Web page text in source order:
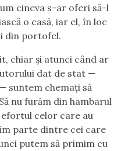
cineva s-ar oferi să-l
o casă, iar el, în loc
din portofel.
chiar și atunci când ar
dat de stat —
suntem chemați să
nu furăm din hambarul
celor care au
parte dintre cei care
putem să primim cu